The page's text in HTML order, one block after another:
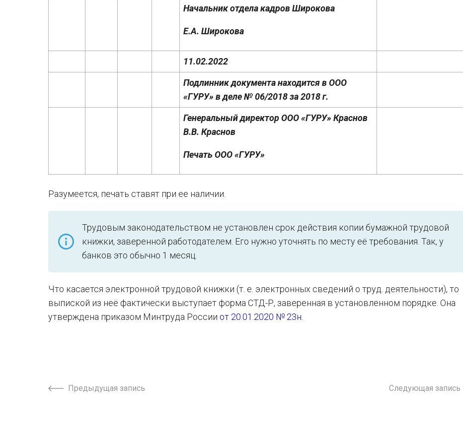
Начальник отдела кадров Широкова
Е.А. Широкова
11.02.2022
Подлинник документа находится в ООО
«ГУРУ» в деле № 06/2018 за 2018 г.
Генеральный директор ООО «ГУРУ» Краснов
В.В. Краснов
Печать ООО «ГУРУ»
Разумеется, печать ставят при ее наличии.
Трудовым законодательством не установлен срок действия копии бумажной трудовой
книжки, заверенной работодателем. Его нужно уточнять по месту её требования. Так, у
банков это обычно 1 месяц.
Что касается электронной трудовой книжки (т. е. электронных сведений о труд. деятельности), то
выпиской из неё фактически выступает форма СТД-Р, заверенная в установленном порядке. Она
утверждена приказом Минтруда России от 20.01.2020 № 23н
Предыдущая запись Следующая запись